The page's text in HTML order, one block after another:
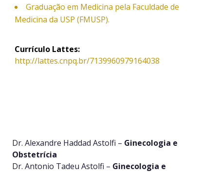
Graduação em Medicina pela Faculdade de
Medicina da USP (FMUSP).
Currículo Lattes:
http://lattes.cnpq.br/7139960979164038
Dr. Alexandre Haddad Astolfi – Ginecologia e
Obstetrícia
Dr. Antonio Tadeu Astolfi – Ginecologia e